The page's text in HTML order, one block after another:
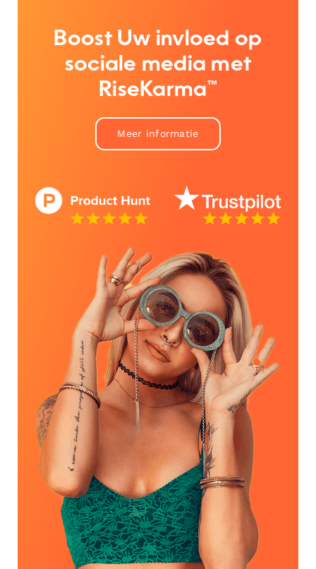
Boost Uw invloed op
sociale media met
RiseKarma™
Meer informatie